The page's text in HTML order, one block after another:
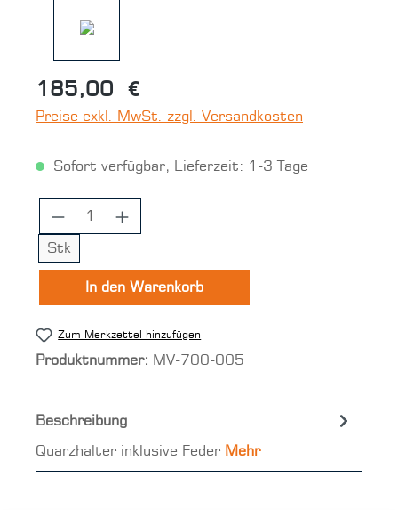
185,00 €
Preise exkl. MwSt. zzgl. Versandkosten
Sofort verfügbar, Lieferzeit: 1-3 Tage
Produkt Anzahl: Gib den
Stk
In den Warenkorb
Zum Merkzettel hinzufügen
Produktnummer: MV-700-005
Beschreibung
Quarzhalter inklusive Feder Mehr